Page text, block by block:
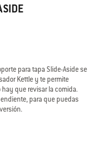
para tapa Slide-Aside se
Kettle y te permite
que revisar la comida.
para que puedas